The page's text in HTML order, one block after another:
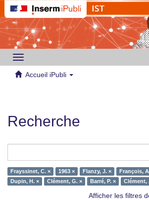
Toggle
navigation
Accueil iPubli
Recherche
Frayssinet, C. × 1963 × Flanzy, J. × François,
Dupin, H. ×
Clément, G. × Barré, P. × Clément,
Afficher les filtres